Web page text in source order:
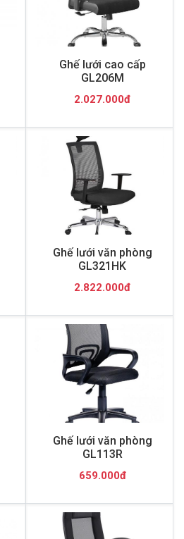
Ghế lưới cao cấp
GL206M
2.027.000đ
Ghế lưới văn phòng
GL321HK
2.822.000đ
Ghế lưới văn phòng
GL113R
659.000đ